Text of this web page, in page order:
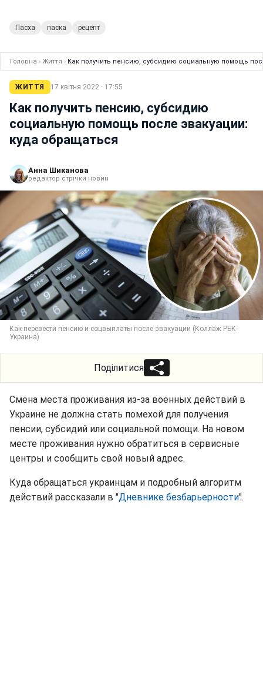
Пасха паска рецепт
Головна › Життя › Как получить пенсию, субсидию социальную помощь
ЖИТТЯ 17 квітня 2022 · 17:55
Как получить пенсию, субсидию
социальную помощь после эвакуации:
куда обращаться
Анна Шиканова
редактор стрічки новин
Как перевести пенсию и соцвыплаты после эвакуации (Коллаж РБК-
Украина)
Поділитися
Смена места проживания из-за военных действий в
Украине не должна стать помехой для получения
пенсии, субсидий или социальной помощи. На новом
месте проживания нужно обратиться в сервисные
центры и сообщить свой новый адрес.
Куда обращаться украинцам и подробный алгоритм
действий рассказали в "Дневнике безбарьерности".